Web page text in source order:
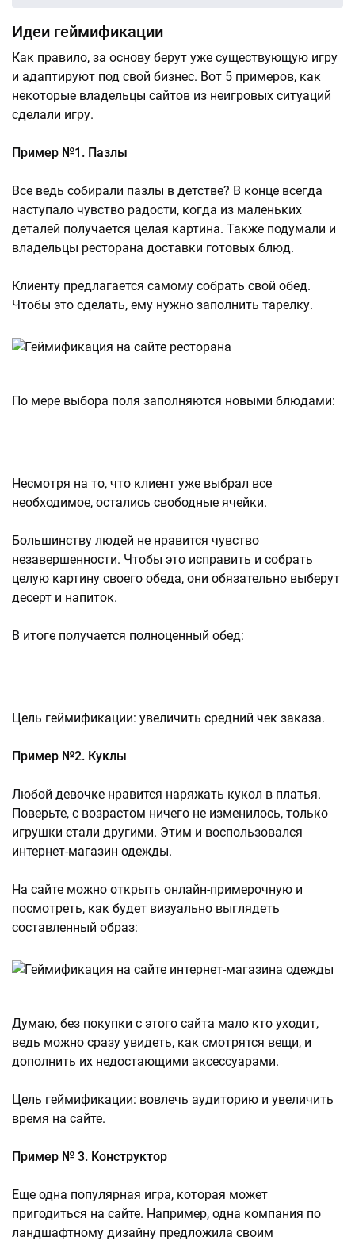
Идеи геймификации
Как правило, за основу берут уже существующую игру
и адаптируют под свой бизнес. Вот 5 примеров, как
некоторые владельцы сайтов из неигровых ситуаций
сделали игру.
Пример №1. Пазлы
Все ведь собирали пазлы в детстве? В конце всегда
наступало чувство радости, когда из маленьких
деталей получается целая картина. Также подумали и
владельцы ресторана доставки готовых блюд.
Клиенту предлагается самому собрать свой обед.
Чтобы это сделать, ему нужно заполнить тарелку.
По мере выбора поля заполняются новыми блюдами:
Несмотря на то, что клиент уже выбрал все
необходимое, остались свободные ячейки.
Большинству людей не нравится чувство
незавершенности. Чтобы это исправить и собрать
целую картину своего обеда, они обязательно выберут
десерт и напиток.
В итоге получается полноценный обед:
Цель геймификации: увеличить средний чек заказа.
Пример №2. Куклы
Любой девочке нравится наряжать кукол в платья.
Поверьте, с возрастом ничего не изменилось, только
игрушки стали другими. Этим и воспользовался
интернет-магазин одежды.
На сайте можно открыть онлайн-примерочную и
посмотреть, как будет визуально выглядеть
составленный образ:
Думаю, без покупки с этого сайта мало кто уходит,
ведь можно сразу увидеть, как смотрятся вещи, и
дополнить их недостающими аксессуарами.
Цель геймификации: вовлечь аудиторию и увеличить
время на сайте.
Пример № 3. Конструктор
Еще одна популярная игра, которая может
пригодиться на сайте. Например, одна компания по
ландшафтному дизайну предложила своим